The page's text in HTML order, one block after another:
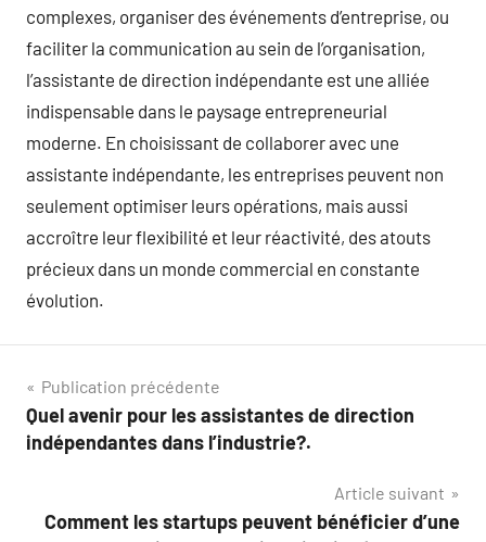
complexes, organiser des événements d’entreprise, ou
faciliter la communication au sein de l’organisation,
l’assistante de direction indépendante est une alliée
indispensable dans le paysage entrepreneurial
moderne. En choisissant de collaborer avec une
assistante indépendante, les entreprises peuvent non
seulement optimiser leurs opérations, mais aussi
accroître leur flexibilité et leur réactivité, des atouts
précieux dans un monde commercial en constante
évolution.
Navigation
de
Publication précédente
Quel avenir pour les assistantes de direction
indépendantes dans l’industrie?.
Article suivant
Comment les startups peuvent bénéficier d’une